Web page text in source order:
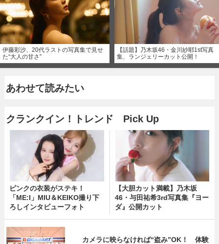
伊藤彩沙、20代ラストの写真集で見せ
た“大人の甘さ”
【話題】乃木坂46・金川紗耶1st写真
集、ランジェリーカット公開！
あわせて読みたい
クランクイン！トレンド Pick Up
ピンクの衣装がステキ！
「ME:I」MIU＆KEIKO撮り下
ろしインタビューフォト
【大胆カット満載】乃木坂
46・与田祐希3rd写真集『ヨー
ダ』公開カット
カメラに映らなければ“盗み”OK！ 体験